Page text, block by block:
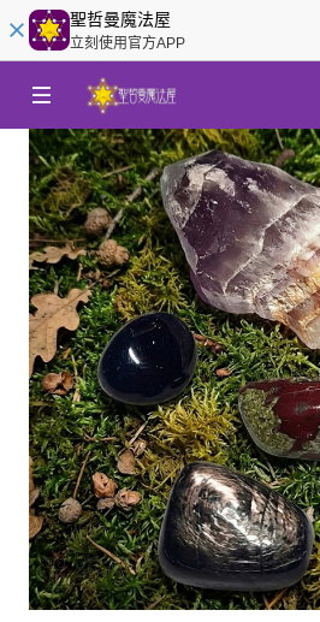
聖哲曼魔法屋
立刻使用官方APP